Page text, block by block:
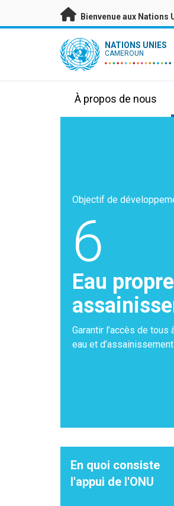
Passer au contenu principal
Bienvenue aux Nations
UN Logo NATIONS UNIES
CAMEROUN
À propos de nous
Objectif de
6
Eau
Garantir l’accès de
eau et
En quoi consiste
l'appui de l'ONU